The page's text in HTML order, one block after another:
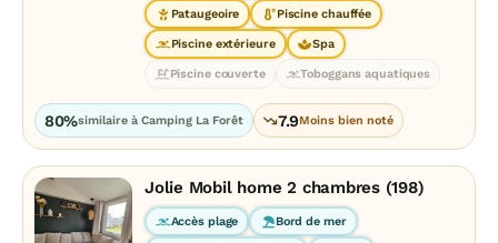
Pataugeoire Piscine chauffée
Piscine extérieure Spa
Piscine couverte Toboggans aquatiques
80%similaire à Camping La Forêt 7.9Moins bien noté
Jolie Mobil home 2 chambres (198)
Accès plage Bord de mer